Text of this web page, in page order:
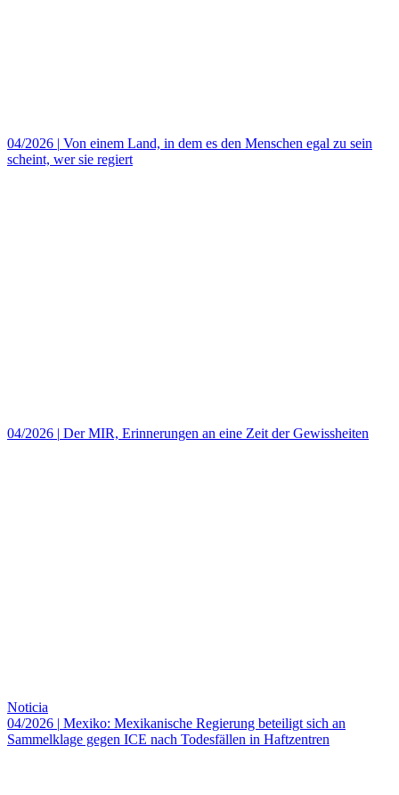
04/2026 | Von einem Land, in dem es den Menschen egal zu sein
scheint, wer sie regiert
04/2026 | Der MIR, Erinnerungen an eine Zeit der Gewissheiten
Noticia
04/2026 | Mexiko: Mexikanische Regierung beteiligt sich an
Sammelklage gegen ICE nach Todesfällen in Haftzentren